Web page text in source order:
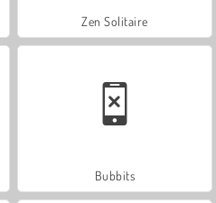
Zen Solitaire
Bubbits